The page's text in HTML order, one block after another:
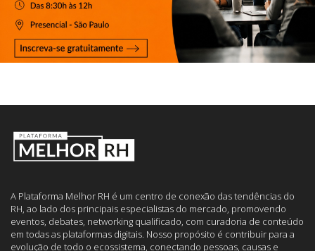
A Plataforma Melhor RH é um centro de conexão das tendências do
RH, ao lado dos principais especialistas do mercado, promovendo
eventos, debates, networking qualificado, com curadoria de conteúdo
em todas as plataformas digitais. Nosso propósito é contribuir para a
evolução de todo o ecossistema, conectando pessoas, causas e